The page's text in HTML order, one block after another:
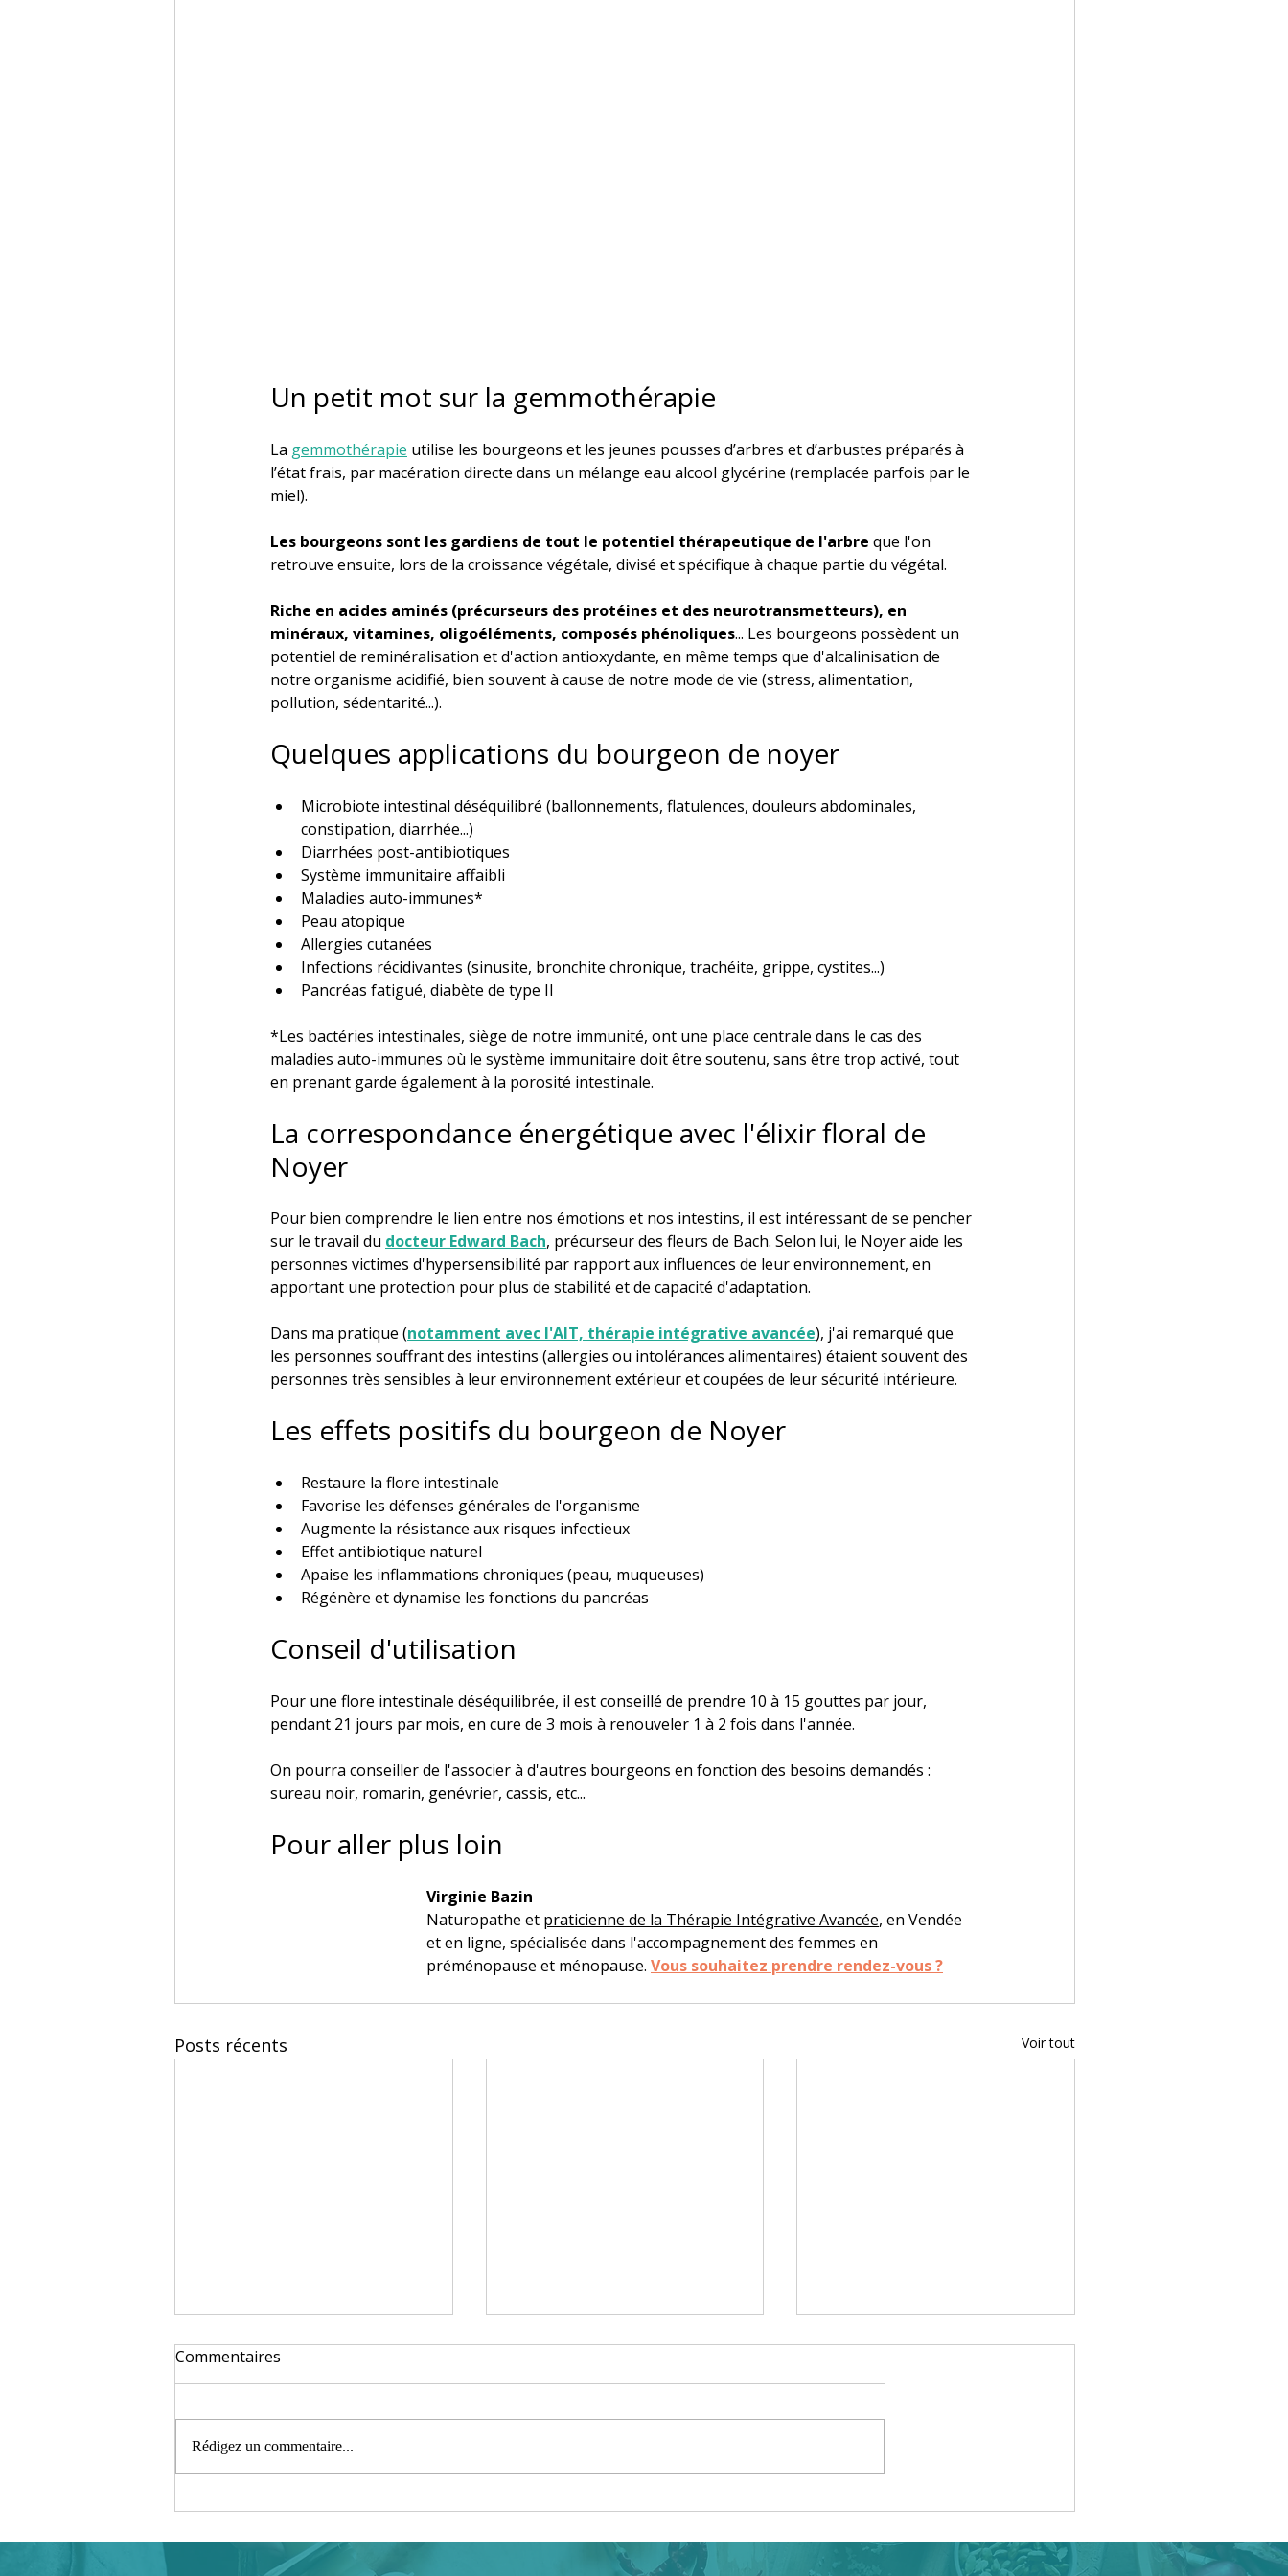
Un petit mot sur la gemmothérapie
La gemmothérapie utilise les bourgeons et les jeunes pousses d’arbres et d’arbustes préparés à
l’état frais, par macération directe dans un mélange eau alcool glycérine (remplacée parfois par le
miel).
Les bourgeons sont les gardiens de tout le potentiel thérapeutique de l'arbre que l'on
retrouve ensuite, lors de la croissance végétale, divisé et spécifique à chaque partie du végétal.
Riche en acides aminés (précurseurs des protéines et des neurotransmetteurs), en
minéraux, vitamines, oligoéléments, composés phénoliques... Les bourgeons possèdent un
potentiel de reminéralisation et d'action antioxydante, en même temps que d'alcalinisation de
notre organisme acidifié, bien souvent à cause de notre mode de vie (stress, alimentation,
pollution, sédentarité...).
Quelques applications du bourgeon de noyer
Microbiote intestinal déséquilibré (ballonnements, flatulences, douleurs abdominales,
constipation, diarrhée...)
Diarrhées post-antibiotiques
Système immunitaire affaibli
Maladies auto-immunes*
Peau atopique
Allergies cutanées
Infections récidivantes (sinusite, bronchite chronique, trachéite, grippe, cystites...)
Pancréas fatigué, diabète de type II
*Les bactéries intestinales, siège de notre immunité, ont une place centrale dans le cas des
maladies auto-immunes où le système immunitaire doit être soutenu, sans être trop activé, tout
en prenant garde également à la porosité intestinale.
La correspondance énergétique avec l'élixir floral de
Noyer
Pour bien comprendre le lien entre nos émotions et nos intestins, il est intéressant de se pencher
sur le travail du docteur Edward Bach, précurseur des fleurs de Bach. Selon lui, le Noyer aide les
personnes victimes d'hypersensibilité par rapport aux influences de leur environnement, en
apportant une protection pour plus de stabilité et de capacité d'adaptation.
Dans ma pratique (notamment avec l'AIT, thérapie intégrative avancée), j'ai remarqué que
les personnes souffrant des intestins (allergies ou intolérances alimentaires) étaient souvent des
personnes très sensibles à leur environnement extérieur et coupées de leur sécurité intérieure.
Les effets positifs du bourgeon de Noyer
Restaure la flore intestinale
Favorise les défenses générales de l'organisme
Augmente la résistance aux risques infectieux
Effet antibiotique naturel
Apaise les inflammations chroniques (peau, muqueuses)
Régénère et dynamise les fonctions du pancréas
Conseil d'utilisation
Pour une flore intestinale déséquilibrée, il est conseillé de prendre 10 à 15 gouttes par jour,
pendant 21 jours par mois, en cure de 3 mois à renouveler 1 à 2 fois dans l'année.
On pourra conseiller de l'associer à d'autres bourgeons en fonction des besoins demandés :
sureau noir, romarin, genévrier, cassis, etc...
Pour aller plus loin
Virginie Bazin
Naturopathe et praticienne de la Thérapie Intégrative Avancée, en Vendée
et en ligne, spécialisée dans l'accompagnement des femmes en
préménopause et ménopause. Vous souhaitez prendre rendez-vous ?
Posts récents Voir tout
naturellement ?
Commentaires
Rédigez un commentaire...